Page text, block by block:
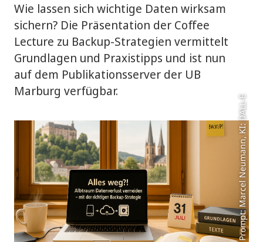
Wie lassen sich wichtige Daten wirksam
sichern? Die Präsentation der Coffee
Lecture zu Backup-Strategien vermittelt
Grundlagen und Praxistipps und ist nun
auf dem Publikationsserver der UB
Marburg verfügbar.
Prompt: Marcel Neumann, KI: DALL-E